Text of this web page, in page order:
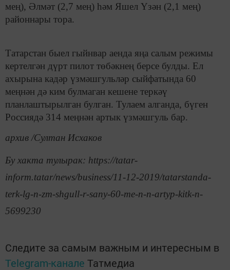
мең), Әлмәт (2,7 мең) һәм Яшел Үзән (2,1 мең)
районнары тора.
Татарстан быел гыйнвар аенда яңа салым режимы
кертелгән дүрт пилот төбәкнең берсе булды. Ел
ахырына кадәр үзмәшгульләр сыйфатында 60
меңнән дә ким булмаган кешене теркәү
планлаштырылган булган. Тулаем алганда, бүген
Россиядә 314 меңнән артык үзмәшгуль бар.
архив /Султан Исхаков
Бу хакта тулырак: https://tatar-
inform.tatar/news/business/11-12-2019/tatarstanda-
terk-lg-n-zm-shgull-r-sany-60-me-n-n-artyp-kitk-n-
5699230
Следите за самым важным и интересным в
Telegram-канале Татмедиа